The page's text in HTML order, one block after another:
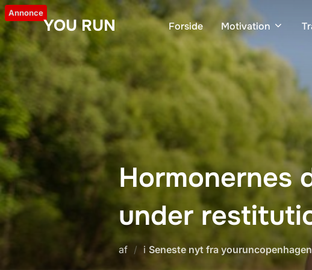
Videre
til
indhold
YOU RUN Forside Motivation
Annonce
Hormonernes
under
af i Seneste nyt fra